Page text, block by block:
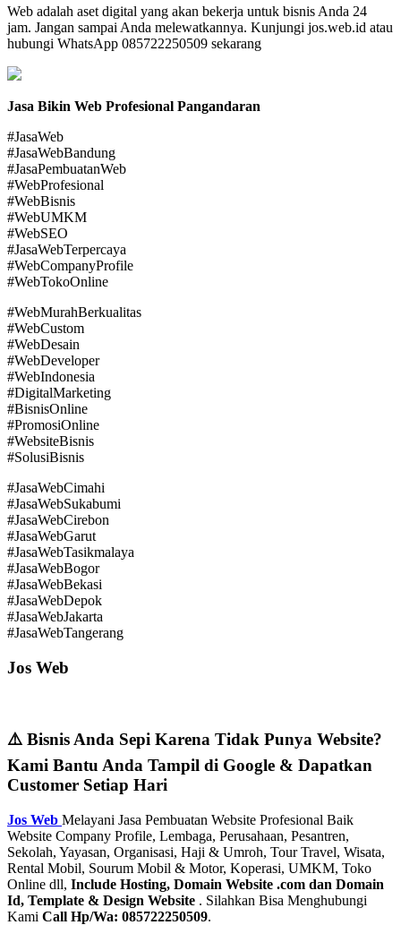
Web adalah aset digital yang akan bekerja untuk bisnis Anda 24
jam. Jangan sampai Anda melewatkannya. Kunjungi jos.web.id atau
hubungi WhatsApp 085722250509 sekarang
Jasa Bikin Web Profesional Pangandaran
#JasaWeb
#JasaWebBandung
#JasaPembuatanWeb
#WebProfesional
#WebBisnis
#WebUMKM
#WebSEO
#JasaWebTerpercaya
#WebCompanyProfile
#WebTokoOnline
#WebMurahBerkualitas
#WebCustom
#WebDesain
#WebDeveloper
#WebIndonesia
#DigitalMarketing
#BisnisOnline
#PromosiOnline
#WebsiteBisnis
#SolusiBisnis
#JasaWebCimahi
#JasaWebSukabumi
#JasaWebCirebon
#JasaWebGarut
#JasaWebTasikmalaya
#JasaWebBogor
#JasaWebBekasi
#JasaWebDepok
#JasaWebJakarta
#JasaWebTangerang
Jos Web
⚠️ Bisnis Anda Sepi Karena Tidak Punya Website?
Kami Bantu Anda Tampil di Google & Dapatkan
Customer Setiap Hari
Jos Web Melayani Jasa Pembuatan Website Profesional Baik
Website Company Profile, Lembaga, Perusahaan, Pesantren,
Sekolah, Yayasan, Organisasi, Haji & Umroh, Tour Travel, Wisata,
Rental Mobil, Sourum Mobil & Motor, Koperasi, UMKM, Toko
Online dll, Include Hosting, Domain Website .com dan Domain
Id, Template & Design Website . Silahkan Bisa Menghubungi
Kami Call Hp/Wa: 085722250509.